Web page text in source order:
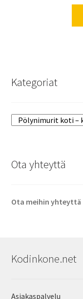
Kategoriat
Ota yhteyttä
Ota meihin yhteyttä
Kodinkone.net
Asiakaspalvelu